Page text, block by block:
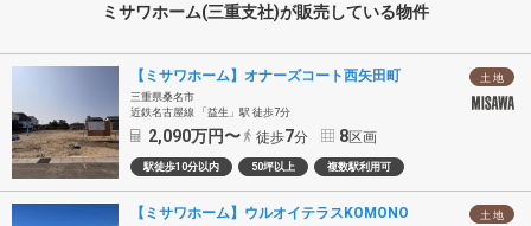
ミサワホーム(三重支社)が販売している物件
土 地
【ミサワホーム】オナーズコート西矢田町
三重県桑名市
近鉄名古屋線 「益生」駅 徒歩7分
2,090万円〜 徒歩7分 8区画
駅徒歩10分以内 50坪以上 複数駅利用可
土 地
【ミサワホーム】ウルオイテラスKOMONO